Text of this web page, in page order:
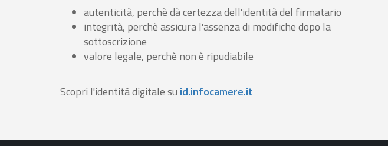
autenticità, perchè dà certezza dell'identità del firmatario
integrità, perchè assicura l'assenza di modifiche dopo la
sottoscrizione
valore legale, perchè non è ripudiabile
Scopri l'identità digitale su id.infocamere.it